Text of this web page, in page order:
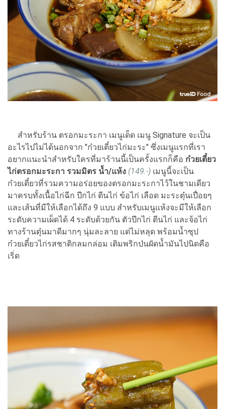
สำหรับร้าน ตรอกมะระกา เมนูเด็ด เมนู Signature จะเป็น
อะไรไปไม่ได้นอกจาก "ก๋วยเตี๋ยวไก่มะระ" ซึ่งเมนูแรกที่เรา
อยากแนะนำสำหรับใครที่มาร้านนี้เป็นครั้งแรกก็คือ ก๋วยเตี๋ยว
ไก่ตรอกมะระกา รวมมิตร น้ำ/แห้ง (149.-) เมนูนี้จะเป็น
ก๋วยเตี๋ยวที่รวมความอร่อยของตรอกมะระกาไว้ในชามเดียว
มาครบทั้งเนื้อไก่ฉีก ปีกไก่ ตีนไก่ ข้อไก่ เลือด มะระตุ๋นเปื่อยๆ
และเส้นที่มีให้เลือกได้ถึง 9 แบบ สำหรับเมนูแห้งจะมีให้เลือก
ระดับความเผ็ดได้ 4 ระดับด้วยกัน ตัวปีกไก่ ตีนไก่ และจ้อไก่
ทางร้านตุ๋นมาดีมากๆ นุ่มละลาย แต่ไม่หลุด พร้อมน้ำซุป
ก๋วยเตี๋ยวไก่รสชาติกลมกล่อม เติมพริกป่นผัดน้ำมันไปนิดคือ
เริ่ด